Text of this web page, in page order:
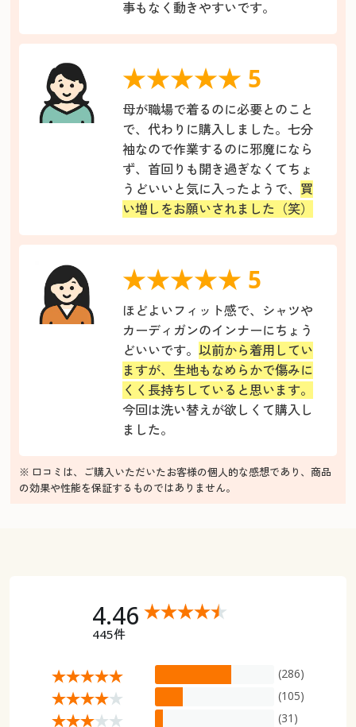
事もなく動きやすいです。
★★★★★ 5
母が職場で着るのに必要とのこと
で、代わりに購入しました。七分
袖なので作業するのに邪魔になら
ず、首回りも開き過ぎなくてちょ
うどいいと気に入ったようで、 買
い増しをお願いされました（笑）
★★★★★ 5
ほどよいフィット感で、シャツや
カーディガンのインナーにちょう
どいいです。以前から着用してい
ますが、生地もなめらかで傷みに
くく長持ちしていると思います。
今回は洗い替えが欲しくて購入し
ました。
※ 口コミは、ご購入いただいたお客様の個人的な感想であり、商品
の効果や性能を保証するものではありません。
4.46
445件
(286)
(105)
(31)